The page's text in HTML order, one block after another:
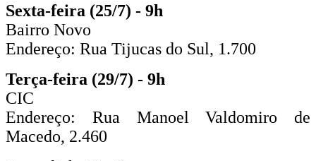
Sexta-feira (25/7) - 9h
Bairro Novo
Endereço: Rua Tijucas do Sul, 1.700
Terça-feira (29/7) - 9h
CIC
Endereço: Rua Manoel Valdomiro de
Macedo, 2.460